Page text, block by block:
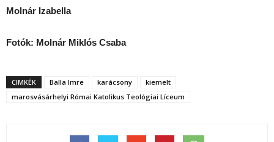
Molnár Izabella
Fotók: Molnár Miklós Csaba
CIMKÉK Balla Imre karácsony
kiemelt
marosvásárhelyi Római Katolikus Teológiai Líceum